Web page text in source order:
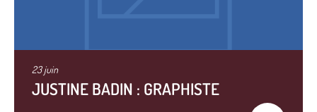
23 juin
JUSTINE BADIN : GRAPHISTE